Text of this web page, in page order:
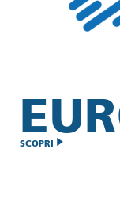
SCOPRI